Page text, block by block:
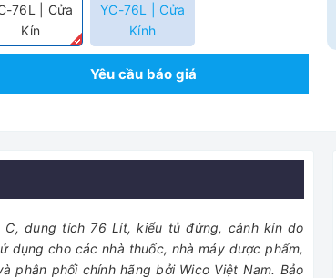
76L | Cửa
Kín
YC-76L | Cửa
Kính
Yêu cầu báo giá
C, dung tích 76 Lít, kiểu tủ đứng, cánh kín do
dụng cho các nhà thuốc, nhà máy dược phẩm,
phân phối chính hãng bởi Wico Việt Nam. Bảo